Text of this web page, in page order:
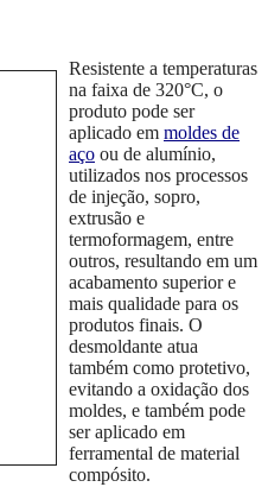
Resistente a temperaturas
na faixa de 320°C, o
produto pode ser
aplicado em moldes de
aço ou de alumínio,
utilizados nos processos
de injeção, sopro,
extrusão e
termoformagem, entre
outros, resultando em um
acabamento superior e
mais qualidade para os
produtos finais. O
desmoldante atua
também como protetivo,
evitando a oxidação dos
moldes, e também pode
ser aplicado em
ferramental de material
compósito.